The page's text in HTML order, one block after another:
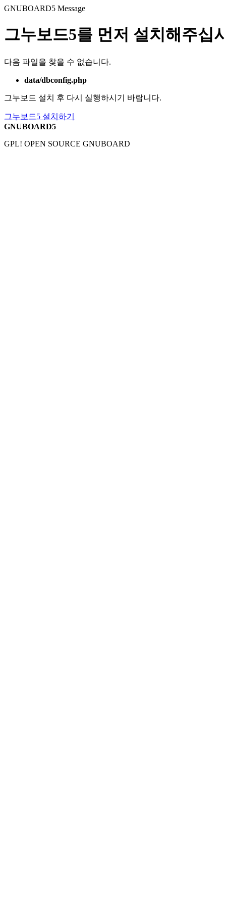
GNUBOARD5 Message
그누보드5를 먼저 설치해주십
다음 파일을 찾을 수 없습니다.
data/dbconfig.php
그누보드 설치 후 다시 실행하시기 바랍니다.
그누보드5 설치하기
GNUBOARD5
GPL! OPEN SOURCE GNUBOARD